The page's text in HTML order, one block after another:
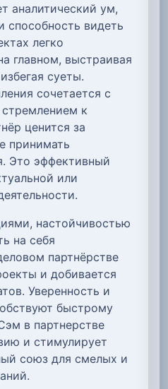
аналитический ум,
способность видеть
легко
главном, выстраивая
суеты.
сочетается с
к
ценится за
принимать
Это эффективный
или
настойчивостью
на себя
партнёрстве
и добивается
Уверенность и
быстрому
в партнерстве
и стимулирует
союз для смелых и